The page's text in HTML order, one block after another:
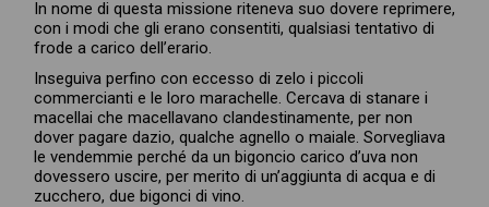
In nome di questa missione riteneva suo dovere reprimere,
con i modi che gli erano consentiti, qualsiasi tentativo di
frode a carico dell’erario.
Inseguiva perfino con eccesso di zelo i piccoli
commercianti e le loro marachelle. Cercava di stanare i
macellai che macellavano clandestinamente, per non
dover pagare dazio, qualche agnello o maiale. Sorvegliava
le vendemmie perché da un bigoncio carico d’uva non
dovessero uscire, per merito di un’aggiunta di acqua e di
zucchero, due bigonci di vino.